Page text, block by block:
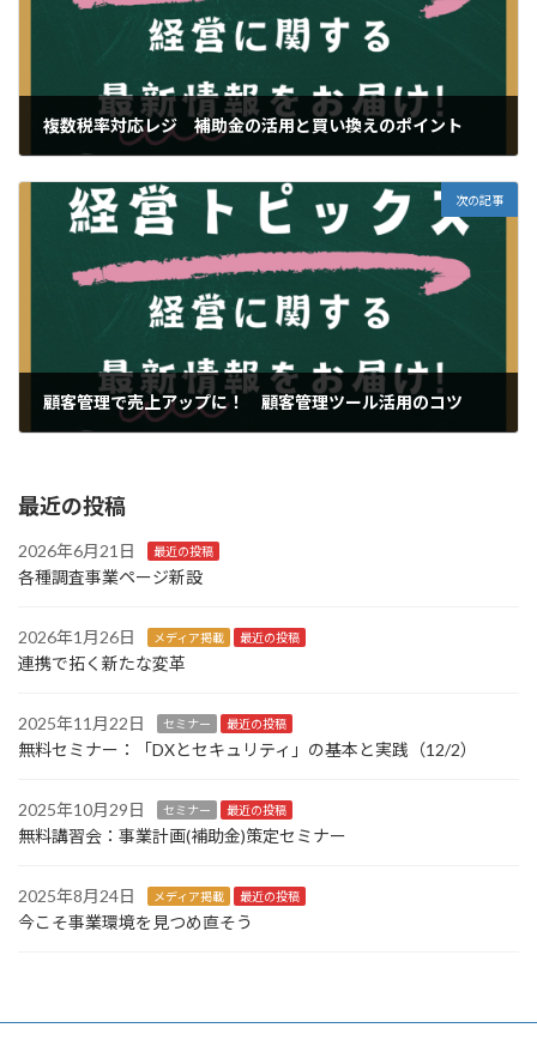
複数税率対応レジ 補助金の活用と買い換えのポイント
次の記事
顧客管理で売上アップに！ 顧客管理ツール活用のコツ
最近の投稿
2026年6月21日 最近の投稿
各種調査事業ページ新設
2026年1月26日 メディア掲載 最近の投稿
連携で拓く新たな変革
2025年11月22日 セミナー 最近の投稿
無料セミナー：「DXとセキュリティ」の基本と実践（12/2）
2025年10月29日 セミナー 最近の投稿
無料講習会：事業計画(補助金)策定セミナー
2025年8月24日 メディア掲載 最近の投稿
今こそ事業環境を見つめ直そう